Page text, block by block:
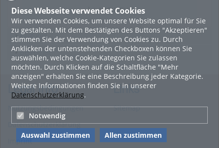
Diese Webseite verwendet Cookies
Wir verwenden Cookies, um unsere Website optimal für Sie
zu gestalten. Mit dem Bestätigen des Buttons "Akzeptieren"
stimmen Sie der Verwendung von Cookies zu. Durch
Anklicken der untenstehenden Checkboxen können Sie
auswählen, welche Cookie-Kategorien Sie zulassen
möchten. Durch Klicken auf die Schaltfläche "Mehr
anzeigen" erhalten Sie eine Beschreibung jeder Kategorie.
Weitere Informationen finden Sie in unserer
Datenschutzerklärung.
Notwendig
Auswahl zustimmen Allen zustimmen
LADE MEHR
Featured
Beliebtheit
Legal Info
Nutzungsbedingungen
Datenschutzerklärung
Imprint
Links
Sitemap